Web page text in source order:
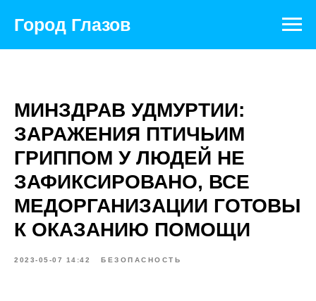
Город Глазов
МИНЗДРАВ УДМУРТИИ:
ЗАРАЖЕНИЯ ПТИЧЬИМ
ГРИППОМ У ЛЮДЕЙ НЕ
ЗАФИКСИРОВАНО, ВСЕ
МЕДОРГАНИЗАЦИИ ГОТОВЫ
К ОКАЗАНИЮ ПОМОЩИ
2023-05-07 14:42 БЕЗОПАСНОСТЬ